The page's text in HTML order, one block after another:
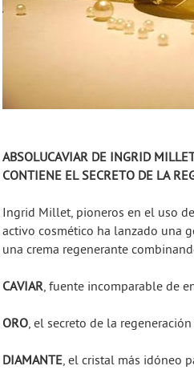
ABSOLUCAVIAR DE INGRID
CONTIENE EL SECRETO DE LA
Ingrid Millet, pioneros en el uso
activo cosmético ha lanzado una
una crema regenerante
CAVIAR, fuente incomparable de
ORO, el secreto de la
DIAMANTE, el cristal más idóneo